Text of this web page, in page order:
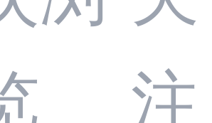
字化
据对
注